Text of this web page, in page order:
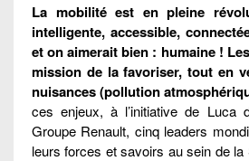
La mobilité est en pleine
intelligente, accessible,
et on aimerait bien : humaine !
mission de la favoriser, tout en
nuisances (pollution
ces enjeux, à l’initiative de Luca
Groupe Renault, cinq leaders
leurs forces et savoirs au sein de la